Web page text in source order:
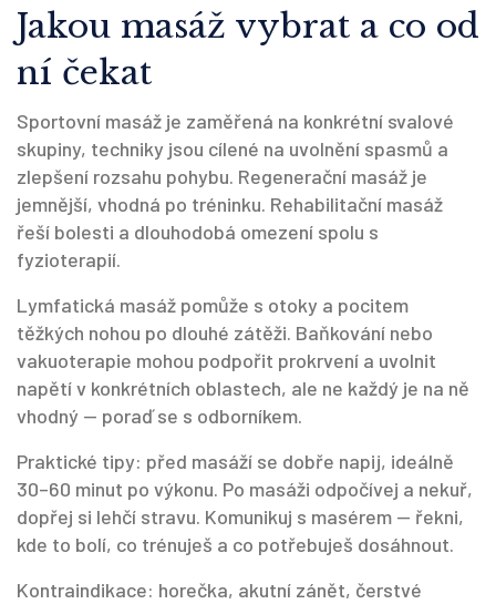
Jakou masáž vybrat a co od
ní čekat
Sportovní masáž je zaměřená na konkrétní svalové
skupiny, techniky jsou cílené na uvolnění spasmů a
zlepšení rozsahu pohybu. Regenerační masáž je
jemnější, vhodná po tréninku. Rehabilitační masáž
řeší bolesti a dlouhodobá omezení spolu s
fyzioterapií.
Lymfatická masáž pomůže s otoky a pocitem
těžkých nohou po dlouhé zátěži. Baňkování nebo
vakuoterapie mohou podpořit prokrvení a uvolnit
napětí v konkrétních oblastech, ale ne každý je na ně
vhodný — poraď se s odborníkem.
Praktické tipy: před masáží se dobře napij, ideálně
30–60 minut po výkonu. Po masáži odpočívej a nekuř,
dopřej si lehčí stravu. Komunikuj s masérem — řekni,
kde to bolí, co trénuješ a co potřebuješ dosáhnout.
Kontraindikace: horečka, akutní zánět, čerstvé